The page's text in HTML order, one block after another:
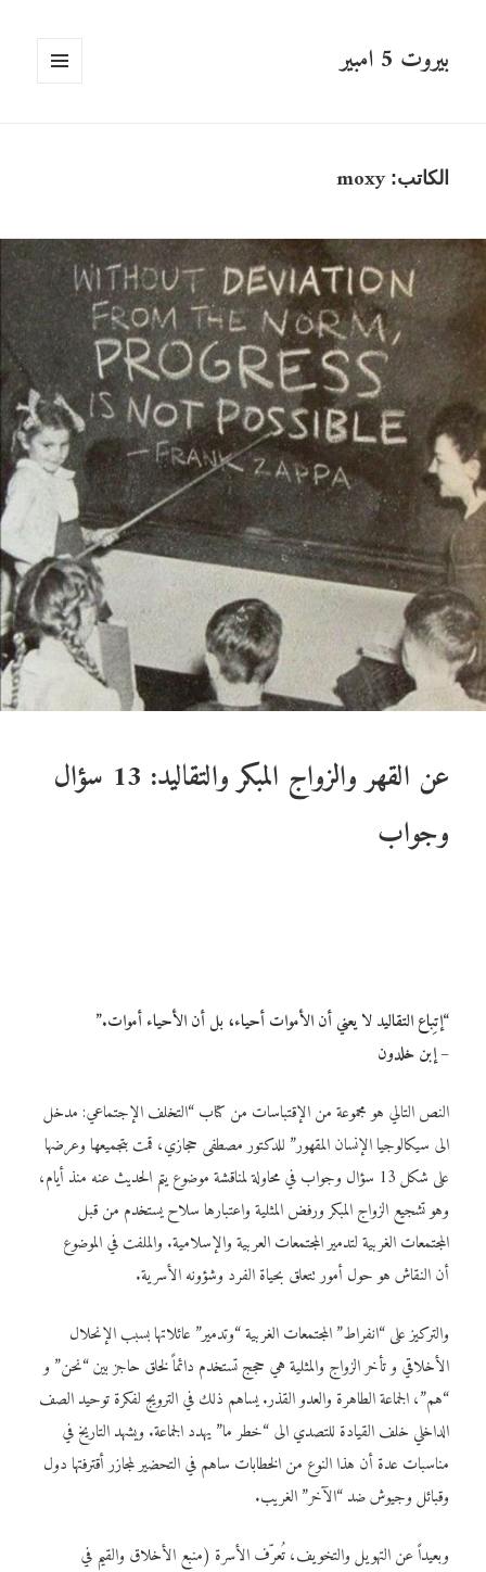
بيروت 5 امبير
الكاتب:moxy
عن القهر والزواج المبكر والتقاليد: 13 سؤال
وجواب
“إتِباع التقاليد لا يعني أن الأموات أحياء، بل أن الأحياء أموات.”
– إبن خلدون
النص التالي هو مجموعة من الإقتباسات من كتاب “التخلف الإجتماعي: مدخل
الى سيكالوجيا الإنسان المقهور” للدكتور مصطفى حجازي، قمت بتجميعها وعرضها
على شكل 13 سؤال وجواب في محاولة لمناقشة موضوع يتم الحديث عنه منذ أيام،
وهو تشجيع الزواج المبكر ورفض المثلية واعتبارها سلاح يستخدم من قبل
المجتمعات الغربية لتدمير المجتمعات العربية والإسلامية. والملفت في الموضوع
أن النقاش هو حول أمور تتعلق بحياة الفرد وشؤونه الأسرية.
والتركيز على “انفراط” المجتمعات الغربية “وتدمير” عائلاتها بسبب الإنحلال
الأخلاقي و تأخر الزواج والمثلية هي حجج تستخدم دائماً لخلق حاجز بين “نحن” و
“هم”، الجماعة الطاهرة والعدو القذر. يساهم ذلك في الترويج لفكرة توحيد الصف
الداخلي خلف القيادة للتصدي الى “خطر ما” يهدد الجماعة. ويشهد التاريخ في
مناسبات عدة أن هذا النوع من الخطابات ساهم في التحضير لمجازر أقترفتها دول
وقبائل وجيوش ضد “الآخر” الغريب.
وبعيداً عن التهويل والتخويف، تُعرّف الأسرة (منبع الأخلاق والقيم في